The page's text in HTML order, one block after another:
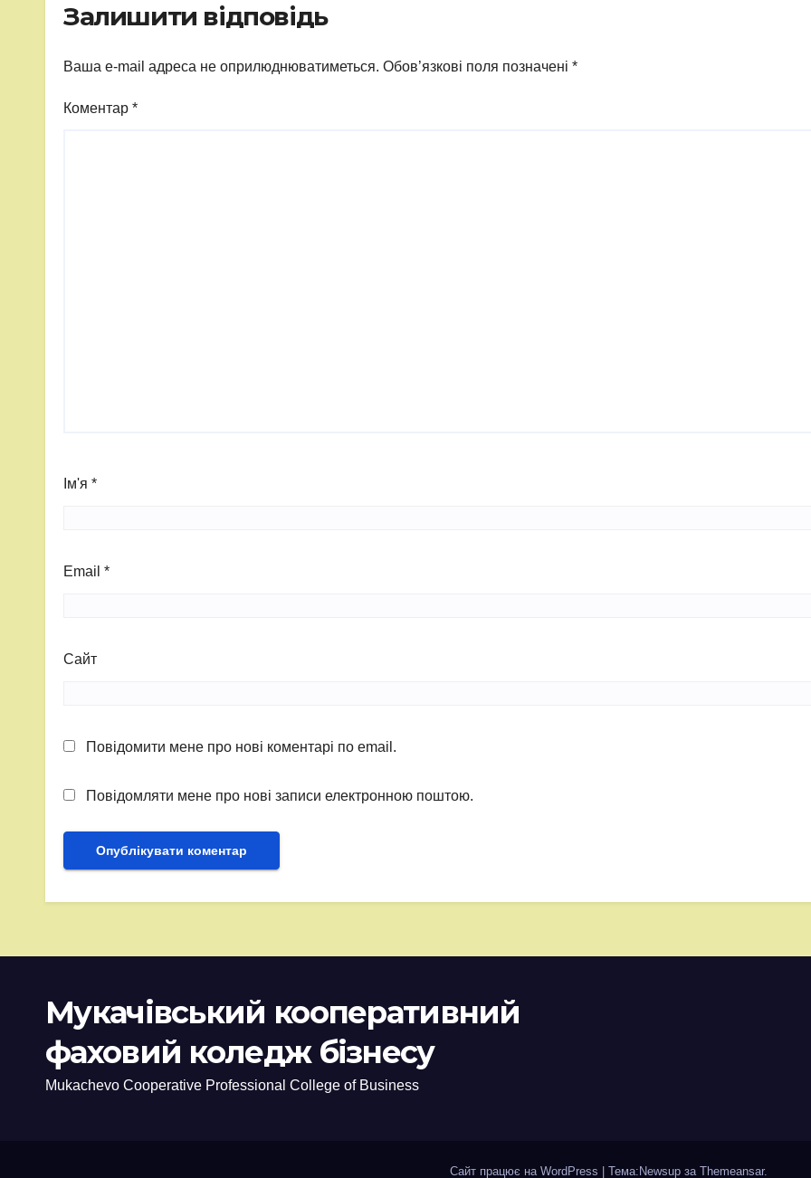
Залишити відповідь
Ваша e-mail адреса не оприлюднюватиметься. Обов’язкові поля позначені *
Коментар *
Ім'я *
Email *
Сайт
Повідомити мене про нові коментарі по email.
Повідомляти мене про нові записи електронною поштою.
Мукачівський кооперативний
фаховий коледж бізнесу
Mukachevo Cooperative Professional College of Business
Сайт працює на WordPress Тема:Newsup за Themeansar.